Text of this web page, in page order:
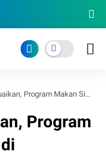
Siang Gratis di Pekanbaru Tunggu Juknis
Program